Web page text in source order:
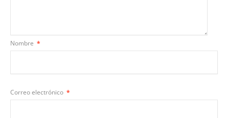
Nombre *
Correo electrónico *